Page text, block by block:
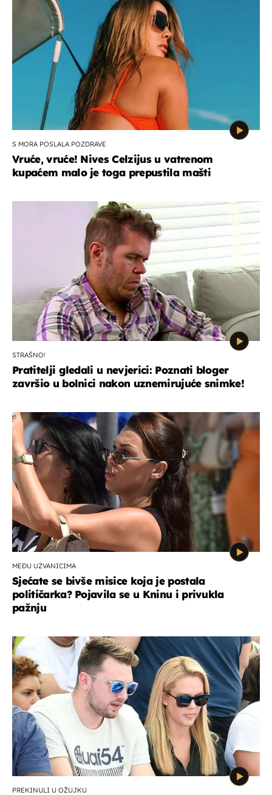
S MORA POSLALA POZDRAVE
Vruće, vruće! Nives Celzijus u vatrenom
kupaćem malo je toga prepustila mašti
STRAŠNO!
Pratitelji gledali u nevjerici: Poznati bloger
završio u bolnici nakon uznemirujuće snimke!
MEĐU UZVANICIMA
Sjećate se bivše misice koja je postala
političarka? Pojavila se u Kninu i privukla
pažnju
PREKINULI U OŽUJKU